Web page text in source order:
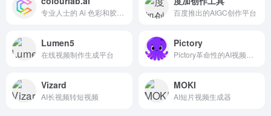
百度推出的AIGC创作平台
Lumen5
在线视频制作生成平台
Pictory
Vizard
AI长视频转短视频
MOKI
AI短片视频生成器